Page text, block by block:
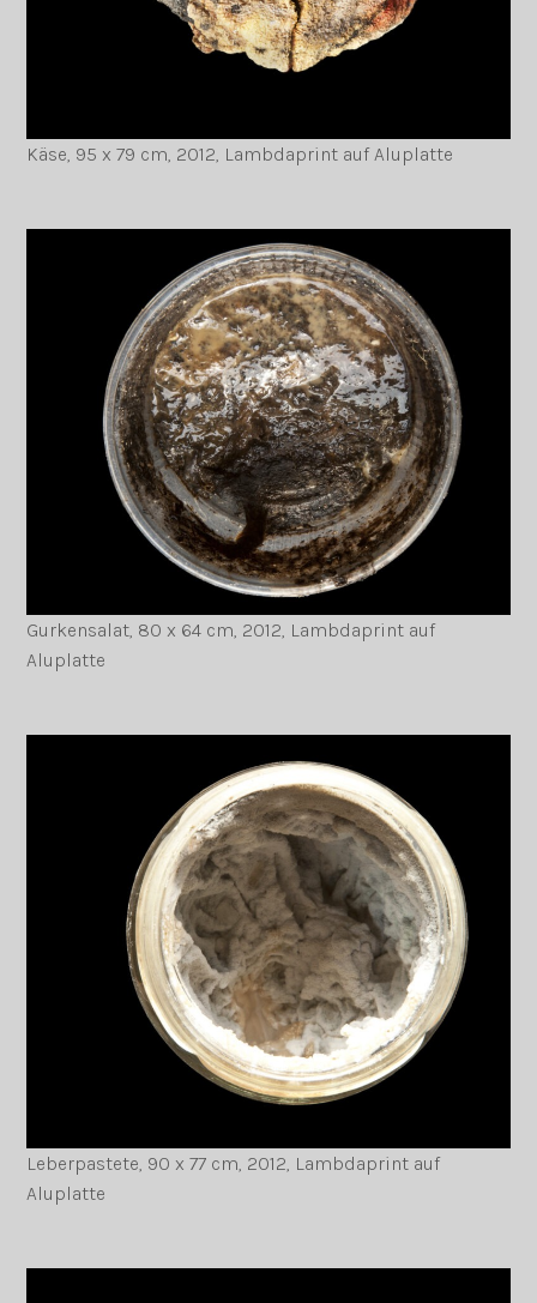
Käse, 95 x 79 cm, 2012, Lambdaprint auf Aluplatte
Gurkensalat, 80 x 64 cm, 2012, Lambdaprint auf
Aluplatte
Leberpastete, 90 x 77 cm, 2012, Lambdaprint auf
Aluplatte